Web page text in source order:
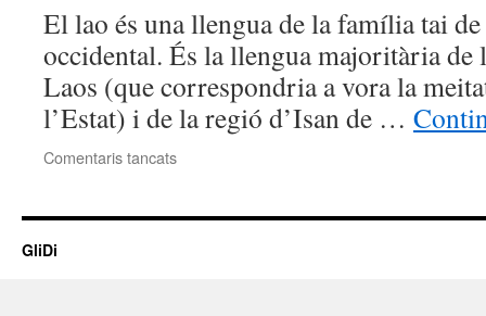
El lao és una llengua de la família tai
occidental. És la llengua majoritària de
Laos (que correspondria a vora la
l’Estat) i de la regió d’Isan de …
Comentaris tancatsa
GliDi